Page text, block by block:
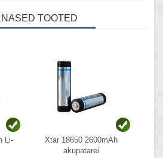
TOOTED
Li-
Xtar 18650 2600mAh
akupatarei